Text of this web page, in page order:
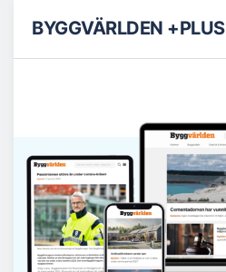
BYGGVÄRLDEN +PLUS